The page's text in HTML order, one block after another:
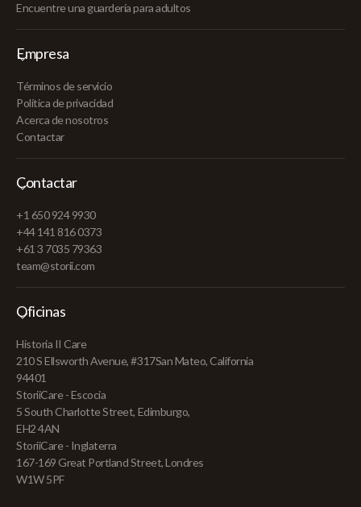
Encuentre una guardería para adultos
Empresa
Términos de servicio
Política de privacidad
Acerca de nosotros
Contactar
Contactar
+1 650 924 9930
+44 141 816 0373
+61 3 7035 79363
team@storii.com
Oficinas
Historia II Care
210 S Ellsworth Avenue, #317San Mateo, California
94401
StoriiCare - Escocia
5 South Charlotte Street, Edimburgo,
EH2 4AN
StoriiCare - Inglaterra
167-169 Great Portland Street, Londres
W1W 5PF